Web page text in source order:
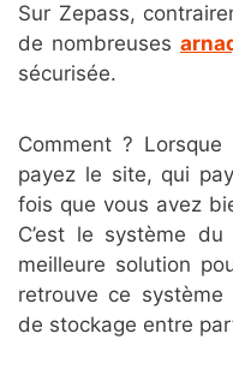
Sur Zepass,
de nombreuses
sécurisée.
Comment ?
payez le site, qui
fois que vous avez
C’est le système du
meilleure solution
retrouve ce
de stockage entre